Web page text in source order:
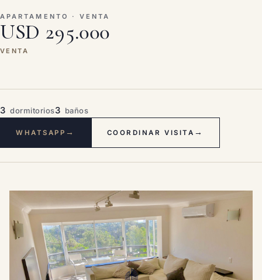
APARTAMENTO · VENTA
USD 295.000
VENTA
3 dormitorios3 baños
WHATSAPP → COORDINAR VISITA →